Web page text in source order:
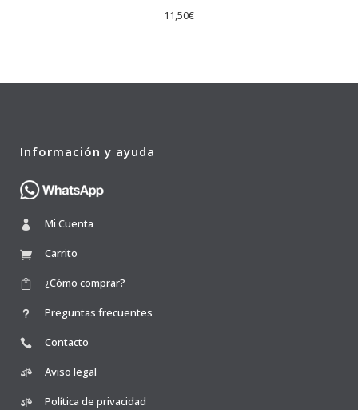
11,50€
Información y ayuda
Mi Cuenta
Carrito
¿Cómo comprar?
Preguntas frecuentes
Contacto
Aviso legal
Política de privacidad